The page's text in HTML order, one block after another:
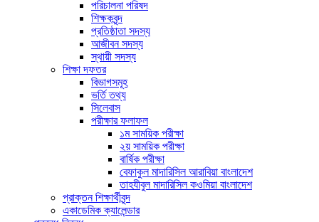
পরিচালনা পরিষদ
শিক্ষকবৃন্দ
প্রতিষ্ঠাতা সদস্য
আজীবন সদস্য
স্থায়ী সদস্য
শিক্ষা দফতর
বিভাগসমূহ
ভর্তি তথ্য
সিলেবাস
পরীক্ষার ফলাফল
১ম সাময়িক পরীক্ষা
২য় সাময়িক পরীক্ষা
বার্ষিক পরীক্ষা
বেফাকুল মাদারিসিল আরাবিয়া বাংলাদেশ
তাহযীবুল মাদারিসিল কওমিয়া বাংলাদেশ
প্রাক্তন শিক্ষার্থীবৃন্দ
একাডেমিক ক্যালেন্ডার